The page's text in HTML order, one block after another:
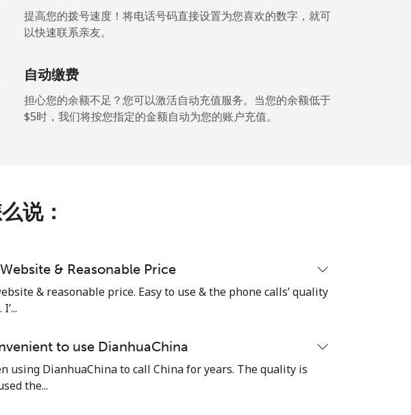
最少 ⁦$5⁩ ⁦9c⁩
最少 ⁦$5⁩ -
最少 ⁦$5⁩
提高您的拨号速度！将电话号码直接设置为您喜欢的数字，就可
以快速联系亲友。
自动缴费
担心您的余额不足？您可以激活自动充值服务。当您的余额低于⁦
$5⁩时，我们将按您指定的金额自动为您的账户充值。
说：
& Reasonable Price
& reasonable price. Easy to use & the phone calls’ quality
to use DianhuaChina
using DianhuaChina to call China for years. The quality is
the...